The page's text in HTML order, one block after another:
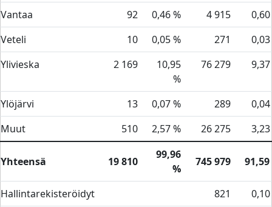
Vantaa
92 0,46 % 4 915
0,60
Veteli
10 0,05 % 271
0,03
Ylivieska
2 169
10,95
%
76 279 9,37
Ylöjärvi 13 0,07 % 289
0,04
Muut
510 2,57 % 26 275 3,23
Yhteensä 19 810
99,96
%
745 979 91,59
Hallintarekisteröidyt 821
0,10